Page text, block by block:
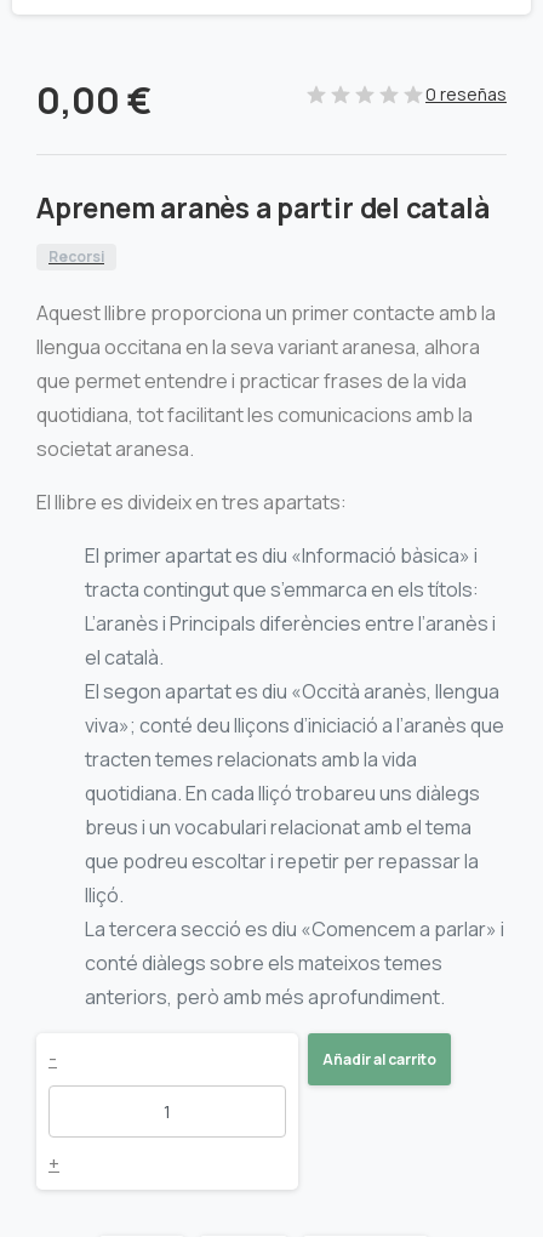
0,00€ 0 reseñas
Aprenem aranès a partir del català
Recorsi
Aquest llibre proporciona un primer contacte amb la
llengua occitana en la seva variant aranesa, alhora
que permet entendre i practicar frases de la vida
quotidiana, tot facilitant les comunicacions amb la
societat aranesa.
El llibre es divideix en tres apartats:
El primer apartat es diu «Informació bàsica» i
tracta contingut que s’emmarca en els títols:
L’aranès i Principals diferències entre l’aranès i
el català.
El segon apartat es diu «Occità aranès, llengua
viva»; conté deu lliçons d’iniciació a l’aranès que
tracten temes relacionats amb la vida
quotidiana. En cada lliçó trobareu uns diàlegs
breus i un vocabulari relacionat amb el tema
que podreu escoltar i repetir per repassar la
lliçó.
La tercera secció es diu «Comencem a parlar» i
conté diàlegs sobre els mateixos temes
anteriors, però amb més aprofundiment.
Aprenem
a
-
+
Añadir al carrito